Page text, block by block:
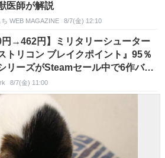
医師が解説
WEB MAGAZINE 8/7(金) 12:10
円→462円】ミリタリーシューター
トリコン ブレイクポイント』95％
リーズがSteamセール中で6作バン
ても安い
8/7(金) 11:00